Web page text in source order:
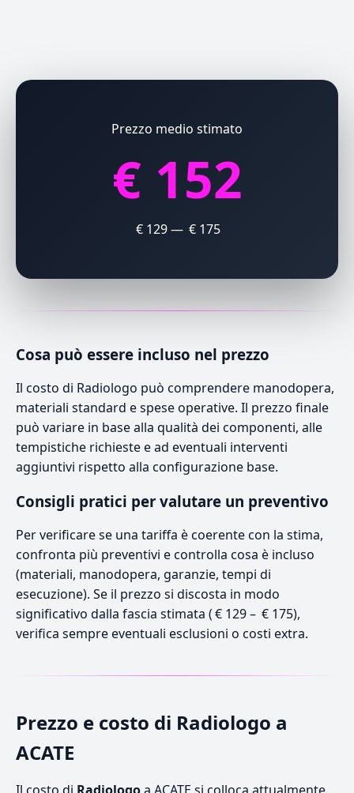
Prezzo medio stimato
€ 152
€ 129 — € 175
Cosa può essere incluso nel prezzo
Il costo di Radiologo può comprendere manodopera,
materiali standard e spese operative. Il prezzo finale
può variare in base alla qualità dei componenti, alle
tempistiche richieste e ad eventuali interventi
aggiuntivi rispetto alla configurazione base.
Consigli pratici per valutare un preventivo
Per verificare se una tariffa è coerente con la stima,
confronta più preventivi e controlla cosa è incluso
(materiali, manodopera, garanzie, tempi di
esecuzione). Se il prezzo si discosta in modo
significativo dalla fascia stimata ( € 129 – € 175),
verifica sempre eventuali esclusioni o costi extra.
Prezzo e costo di Radiologo a
ACATE
Il costo di Radiologoa ACATE si colloca attualmente